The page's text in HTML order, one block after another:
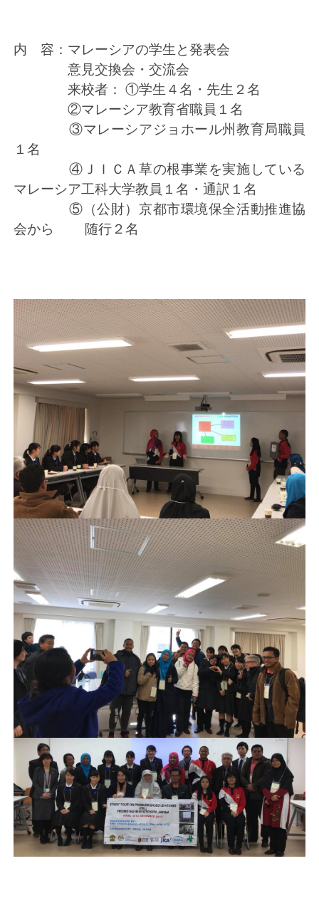
内 容：マレーシアの学生と発表会
意見交換会・交流会
来校者： ①学生４名・先生２名
②マレーシア教育省職員１名
③マレーシアジョホール州教育局職員
１名
④ＪＩＣＡ草の根事業を実施している
マレーシア工科大学教員１名・通訳１名
⑤（公財）京都市環境保全活動推進協
会から 随行２名